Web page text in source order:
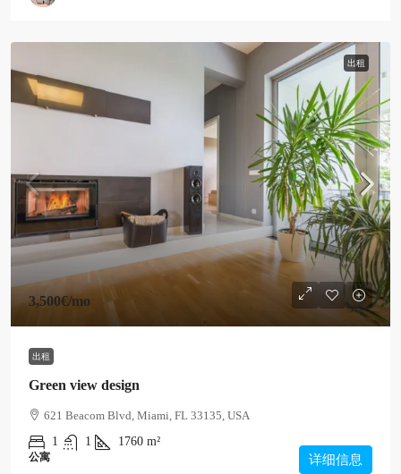
出租
3,500€/mo
出租
Green view design
621 Beacom Blvd, Miami, FL 33135, USA
1
1 1760 m²
公寓 详细信息